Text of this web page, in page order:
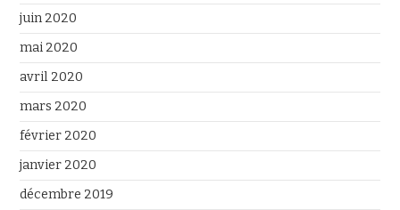
juin 2020
mai 2020
avril 2020
mars 2020
février 2020
janvier 2020
décembre 2019